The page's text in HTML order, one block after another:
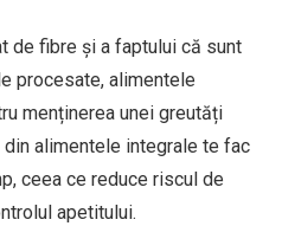
de fibre și a faptului că sunt
procesate, alimentele
menținerea unei greutăți
alimentele integrale te fac
ceea ce reduce riscul de
apetitului.